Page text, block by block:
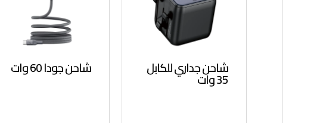
شاحن جداري للكابل
35 وات
شاحن جودا 60 وات